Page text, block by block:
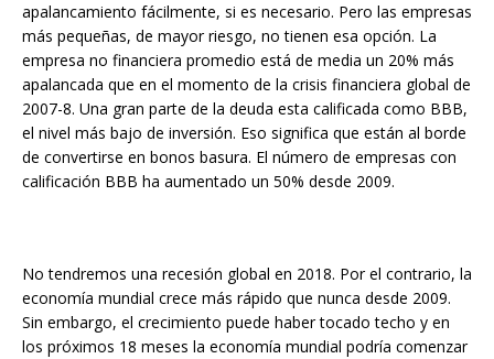
apalancamiento fácilmente, si es necesario. Pero las empresas
más pequeñas, de mayor riesgo, no tienen esa opción. La
empresa no financiera promedio está de media un 20% más
apalancada que en el momento de la crisis financiera global de
2007-8. Una gran parte de la deuda esta calificada como BBB,
el nivel más bajo de inversión. Eso significa que están al borde
de convertirse en bonos basura. El número de empresas con
calificación BBB ha aumentado un 50% desde 2009.
No tendremos una recesión global en 2018. Por el contrario, la
economía mundial crece más rápido que nunca desde 2009.
Sin embargo, el crecimiento puede haber tocado techo y en
los próximos 18 meses la economía mundial podría comenzar